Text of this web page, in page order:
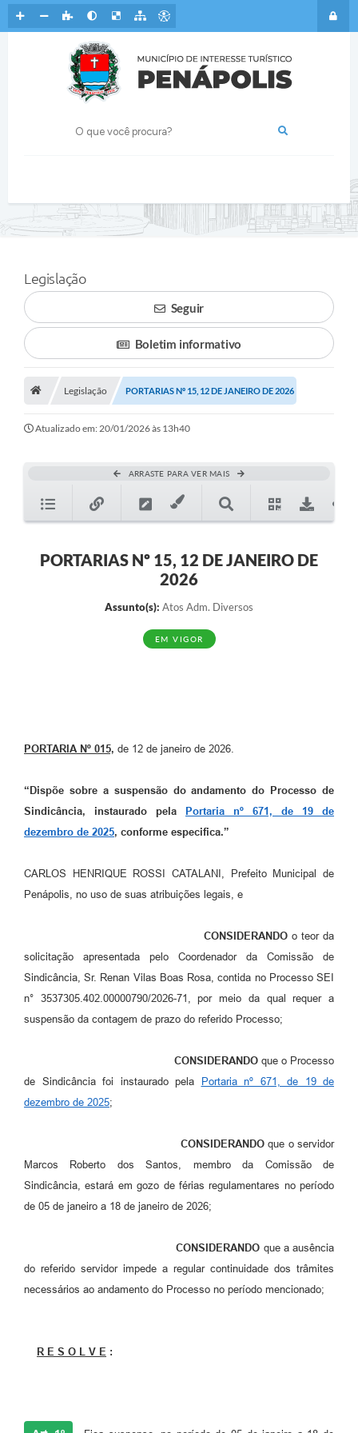
Legislação
Seguir
Boletim informativo
Legislação PORTARIAS Nº 15, 12 DE JANEIRO DE 2026
Atualizado em: 20/01/2026 às 13h40
ARRASTE PARA VER MAIS
PORTARIAS Nº 15, 12 DE JANEIRO DE
2026
Assunto(s): Atos Adm. Diversos
EM VIGOR
PORTARIA Nº 015, de 12 de janeiro de 2026.
“Dispõe sobre a suspensão do andamento do Processo de
Sindicância, instaurado pela Portaria nº 671, de 19 de
dezembro de 2025, conforme especifica.”
CARLOS HENRIQUE ROSSI CATALANI, Prefeito Municipal de
Penápolis, no uso de suas atribuições legais, e
CONSIDERANDOo teor da
solicitação apresentada pelo Coordenador da Comissão de
Sindicância, Sr. Renan Vilas Boas Rosa, contida no Processo SEI
n° 3537305.402.00000790/2026-71, por meio da qual requer a
suspensão da contagem de prazo do referido Processo;
CONSIDERANDO que o Processo
de Sindicância foi instaurado pela Portaria nº 671, de 19 de
dezembro de 2025;
CONSIDERANDOque o servidor
Marcos Roberto dos Santos, membro da Comissão de
Sindicância, estará em gozo de férias regulamentares no período
de 05 de janeiro a 18 de janeiro de 2026;
CONSIDERANDO que a ausência
do referido servidor impede a regular continuidade dos trâmites
necessários ao andamento do Processo no período mencionado;
R E S O L V E :